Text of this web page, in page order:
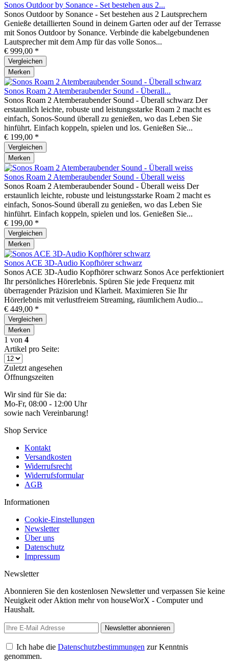
Sonos Outdoor by Sonance - Set bestehen aus 2...
Sonos Outdoor by Sonance - Set bestehen aus 2 Lautsprechern
Genieße detaillierten Sound in deinem Garten oder auf der Terrasse
mit Sonos Outdoor by Sonance. Verbinde die kabelgebundenen
Lautsprecher mit dem Amp für das volle Sonos...
€ 999,00 *
Vergleichen
Merken
Sonos Roam 2 Atemberaubender Sound - Überall...
Sonos Roam 2 Atemberaubender Sound - Überall schwarz Der
erstaunlich leichte, robuste und leistungsstarke Roam 2 macht es
einfach, Sonos-Sound überall zu genießen, wo das Leben Sie
hinführt. Einfach koppeln, spielen und los. Genießen Sie...
€ 199,00 *
Vergleichen
Merken
Sonos Roam 2 Atemberaubender Sound - Überall weiss
Sonos Roam 2 Atemberaubender Sound - Überall weiss Der
erstaunlich leichte, robuste und leistungsstarke Roam 2 macht es
einfach, Sonos-Sound überall zu genießen, wo das Leben Sie
hinführt. Einfach koppeln, spielen und los. Genießen Sie...
€ 199,00 *
Vergleichen
Merken
Sonos ACE 3D-Audio Kopfhörer schwarz
Sonos ACE 3D-Audio Kopfhörer schwarz Sonos Ace perfektioniert
Ihr persönliches Hörerlebnis. Spüren Sie jede Frequenz mit
überragender Präzision und Klarheit. Maximieren Sie Ihr
Hörerlebnis mit verlustfreiem Streaming, räumlichem Audio...
€ 449,00 *
Vergleichen
Merken
1 von 4
Artikel pro Seite:
Zuletzt angesehen
Öffnungszeiten
Wir sind für Sie da:
Mo-Fr, 08:00 - 12:00 Uhr
sowie nach Vereinbarung!
Shop Service
Kontakt
Versandkosten
Widerrufsrecht
Widerrufsformular
AGB
Informationen
Cookie-Einstellungen
Newsletter
Über uns
Datenschutz
Impressum
Newsletter
Abonnieren Sie den kostenlosen Newsletter und verpassen Sie keine
Neuigkeit oder Aktion mehr von houseWorX - Computer und
Haushalt.
Newsletter abonnieren
Ich habe die Datenschutzbestimmungen zur Kenntnis
genommen.